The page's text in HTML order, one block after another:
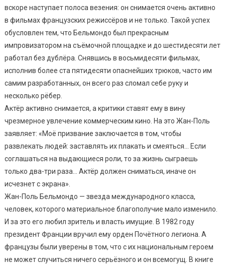
вскоре наступает полоса везения: он снимается очень активно
в фильмах французских режиссёров и не только. Такой успех
обусловлен тем, что Бельмондо был прекрасным
импровизатором на съёмочной площадке и до шестидесяти лет
работал без дублёра. Снявшись в восьмидесяти фильмах,
исполнив более ста пятидесяти опаснейших трюков, часто им
самим разработанных, он всего раз сломал себе руку и
несколько рёбер.
Актёр активно снимается, а критики ставят ему в вину
чрезмерное увлечение коммерческим кино. На это Жан-Поль
заявляет: «Моё призвание заключается в том, чтобы
развлекать людей: заставлять их плакать и смеяться… Если
соглашаться на выдающиеся роли, то за жизнь сыграешь
только два-три раза… Актёр должен сниматься, иначе он
исчезнет с экрана».
Жан-Поль Бельмондо — звезда международного класса,
человек, которого материальное благополучие мало изменило.
И за это его любил зритель и власть имущие. В 1982 году
президент Франции вручил ему орден Почётного легиона. А
французы были уверены в том, что с их национальным героем
не может случиться ничего серьёзного и он всемогущ. В книге